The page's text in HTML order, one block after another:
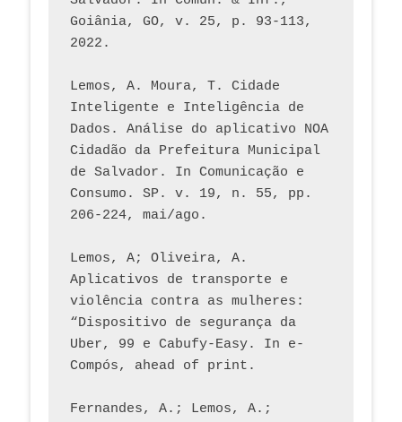
Goiânia, GO, v. 25, p. 93-113,
2022.
Lemos, A. Moura, T. Cidade
Inteligente e Inteligência de
Dados. Análise do aplicativo NOA
Cidadão da Prefeitura Municipal
de Salvador. In Comunicação e
Consumo. SP. v. 19, n. 55, pp.
206-224, mai/ago.
Lemos, A; Oliveira, A.
Aplicativos de transporte e
violência contra as mulheres:
“Dispositivo de segurança da
Uber, 99 e Cabufy-Easy. In e-
Compós, ahead of print.
Fernandes, A.; Lemos, A.;